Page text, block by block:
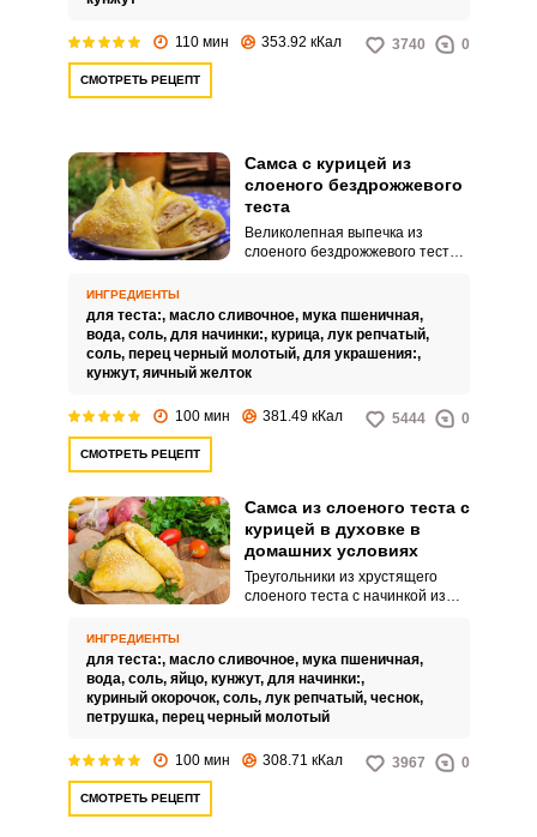
110 мин 353.92 кКал 3740 0
СМОТРЕТЬ РЕЦЕПТ
Самса с курицей из
слоеного бездрожжевого
теста
Великолепная выпечка из
слоеного бездрожжевого теста.
ИНГРЕДИЕНТЫ
для теста:, масло сливочное, мука пшеничная,
вода, соль, для начинки:, курица, лук репчатый,
соль, перец черный молотый, для украшения:,
кунжут, яичный желток
100 мин 381.49 кКал 5444 0
СМОТРЕТЬ РЕЦЕПТ
Самса из слоеного теста с
курицей в духовке в
домашних условиях
Треугольники из хрустящего
слоеного теста с начинкой из
в кулинарных ларьках или
приготовить в домашних
условиях. Тесто здесь
необходимо раскатать как
сочности лучше смешать с
большим количеством лука.
ИНГРЕДИЕНТЫ
для теста:, масло сливочное, мука пшеничная,
вода, соль, яйцо, кунжут, для начинки:,
куриный окорочок, соль, лук репчатый, чеснок,
петрушка, перец черный молотый
100 мин 308.71 кКал 3967 0
СМОТРЕТЬ РЕЦЕПТ
ВХОД НА САЙТ РЕГИСТРАЦИЯ
с помощью социальных сетей:
или